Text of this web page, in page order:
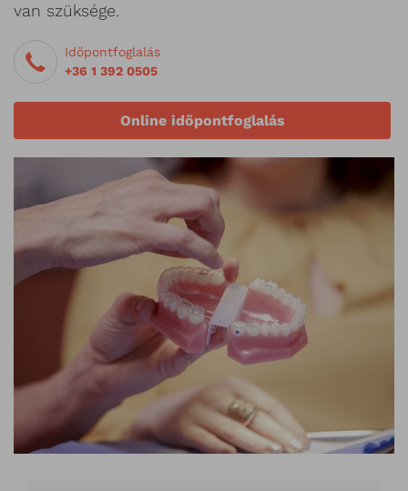
van szüksége.
Időpontfoglalás
+36 1 392 0505
Online időpontfoglalás